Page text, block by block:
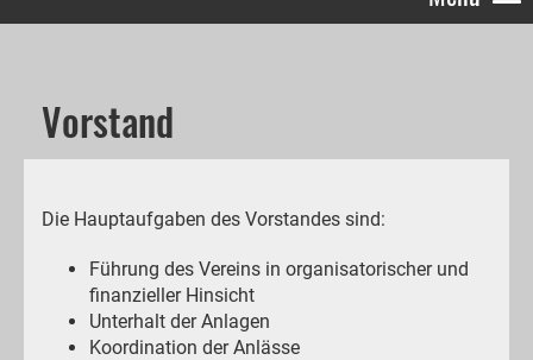
Vorstand
Die Hauptaufgaben des Vorstandes sind:
Führung des Vereins in organisatorischer und
finanzieller Hinsicht
Unterhalt der Anlagen
Koordination der Anlässe